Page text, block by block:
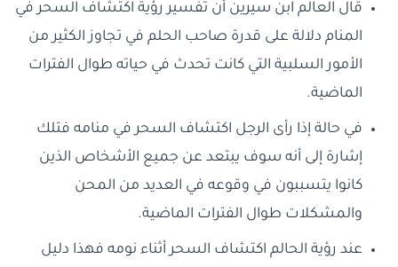
قال العالم ابن سيرين أن تفسير رؤية اكتشاف السحر في
المنام دلالة على قدرة صاحب الحلم في تجاوز الكثير من
الأمور السلبية التي كانت تحدث في حياته طوال الفترات
الماضية.
في حالة إذا رأى الرجل اكتشاف السحر في منامه فتلك
إشارة إلى أنه سوف يبتعد عن جميع الأشخاص الذين
كانوا يتسببون في وقوعه في العديد من المحن
والمشكلات طوال الفترات الماضية.
عند رؤية الحالم اكتشاف السحر أثناء نومه فهذا دليل